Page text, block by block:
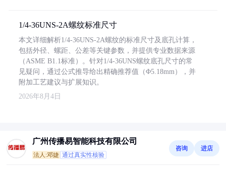
1/4-36UNS-2A螺纹标准尺寸
本文详细解析1/4-36UNS-2A螺纹的标准尺寸及底孔计算，
包括外径、螺距、公差等关键参数，并提供专业数据来源
（ASME B1.1标准）。针对1/4-36UNS螺纹底孔尺寸的常
见疑问，通过公式推导给出精确推荐值（Φ5.18mm），并
附加工艺建议与扩展知识。
2026年8月4日
广州传播易智能科技有限公司
法人:邓婕 通过真实性核验
咨询 进店